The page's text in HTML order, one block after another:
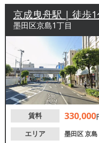
京成曳舟駅 | 徒歩1
墨田区京島1丁目
賃料 330,000
エリア
墨田区京島